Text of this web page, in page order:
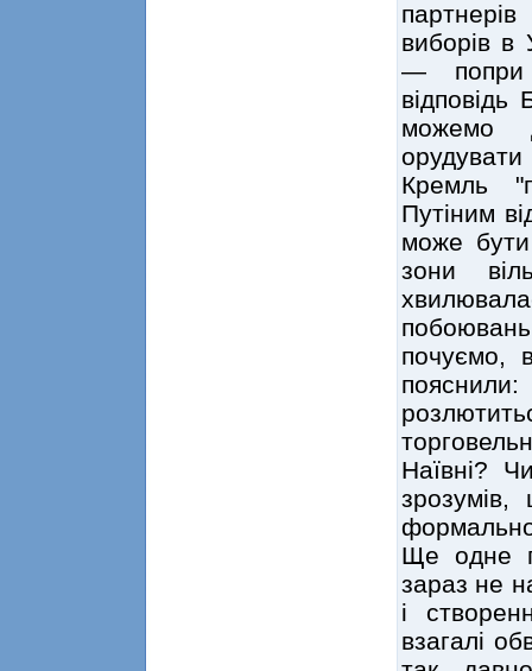
виборів в
— попри
можемо
Кремль
Путіним
може
зони
почуємо,
Наївні?
Ще одне
зараз не
і
взагалі